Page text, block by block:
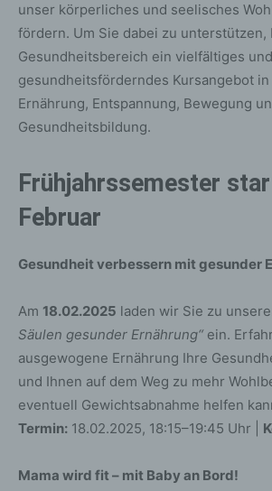
unser körperliches und seelisches
fördern. Um Sie dabei zu unterstützen,
Gesundheitsbereich ein vielfältiges und
gesundheitsförderndes Kursangebot
Ernährung, Entspannung, Bewegung
Gesundheitsbildung.
Frühjahrssemester
Februar
Gesundheit verbessern mit gesunder
Am 18.02.2025 laden wir Sie zu
Säulen gesunder Ernährung“ein.
ausgewogene Ernährung Ihre
und Ihnen auf dem Weg zu mehr
eventuell Gewichtsabnahme helfen
Termin: 18.02.2025, 18:15–19:45 Uhr |
Mama wird fit – mit Baby an Bord!